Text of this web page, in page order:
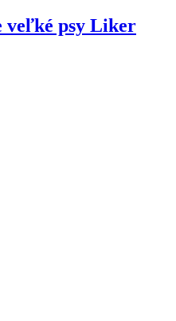
veľké psy Liker